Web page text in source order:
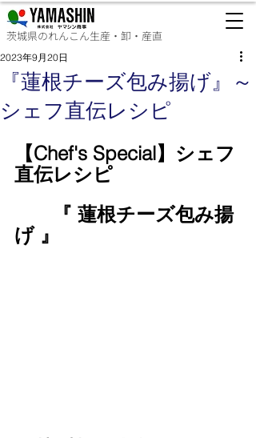
茨城県のれんこん生産・卸・産直
『​蓮根チーズ包み揚げ』～
シェフ直伝レシピ
2023年9月20日
【Chef's Special】シェフ
直伝レシピ
『​ 蓮根チーズ包み揚
げ 』